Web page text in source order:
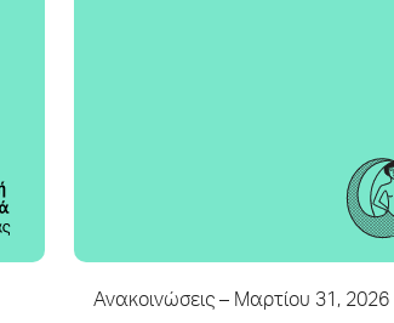
Ανακοινώσεις – Μαρτίου 31, 2026